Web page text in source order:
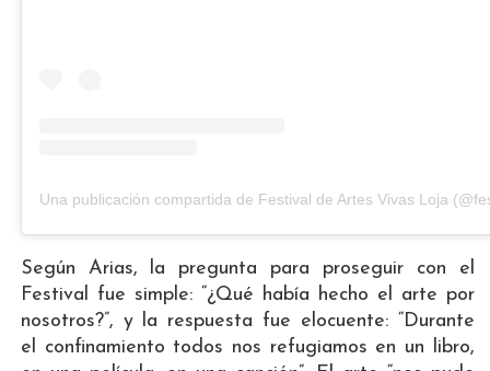
Una publicación compartida de Festival de Artes Vivas Loja
Según Arias, la pregunta para proseguir con el
Festival fue simple: “¿Qué había hecho el arte por
nosotros?”, y la respuesta fue elocuente: “Durante
el confinamiento todos nos refugiamos en un libro,